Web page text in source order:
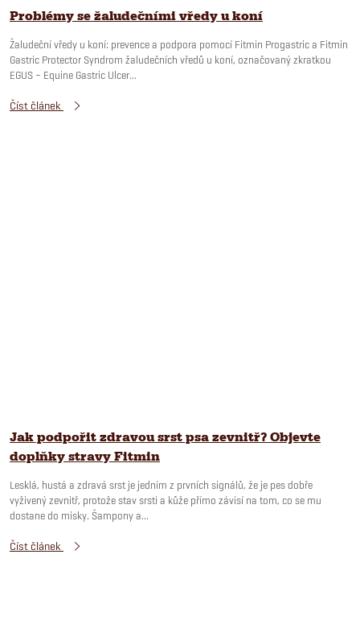
Problémy se žaludečními vředy u koní
Žaludeční vředy u koní: prevence a podpora pomocí Fitmin Progastric a Fitmin
Gastric Protector Syndrom žaludečních vředů u koní, označovaný zkratkou
EGUS – Equine Gastric Ulcer...
Číst článek
Jak podpořit zdravou srst psa zevnitř? Objevte
doplňky stravy Fitmin
Lesklá, hustá a zdravá srst je jedním z prvních signálů, že je pes dobře
vyživený zevnitř, protože stav srsti a kůže přímo závisí na tom, co se mu
dostane do misky. Šampony a...
Číst článek